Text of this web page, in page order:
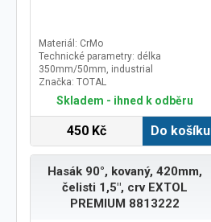
Materiál: CrMo
Technické parametry: délka
350mm/50mm, industrial
Značka: TOTAL
Skladem - ihned k odběru
450 Kč Do košíku
Hasák 90°, kovaný, 420mm,
čelisti 1,5", crv EXTOL
PREMIUM 8813222